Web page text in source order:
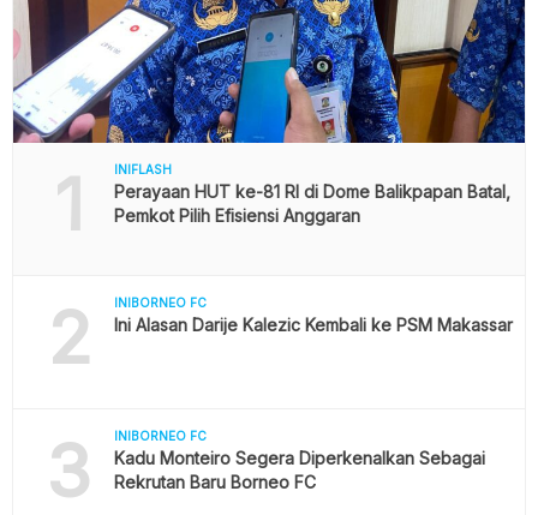
1 INIFLASH
Perayaan HUT ke-81 RI di Dome Balikpapan Batal,
Pemkot Pilih Efisiensi Anggaran
2 INIBORNEO FC
Ini Alasan Darije Kalezic Kembali ke PSM Makassar
3 INIBORNEO FC
Kadu Monteiro Segera Diperkenalkan Sebagai
Rekrutan Baru Borneo FC